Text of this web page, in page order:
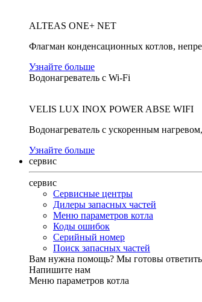
ALTEAS ONE+ NET
Флагман конденсационных котлов,
Узнайте больше
Водонагреватель с Wi-Fi
VELIS LUX INOX POWER ABSE WIFI
Водонагреватель с ускоренным
Узнайте больше
сервис
сервис
Сервисные центры
Дилеры запасных частей
Меню параметров котла
Коды ошибок
Серийный номер
Поиск запасных частей
Вам нужна помощь? Мы готовы
Напишите нам
Меню параметров котла